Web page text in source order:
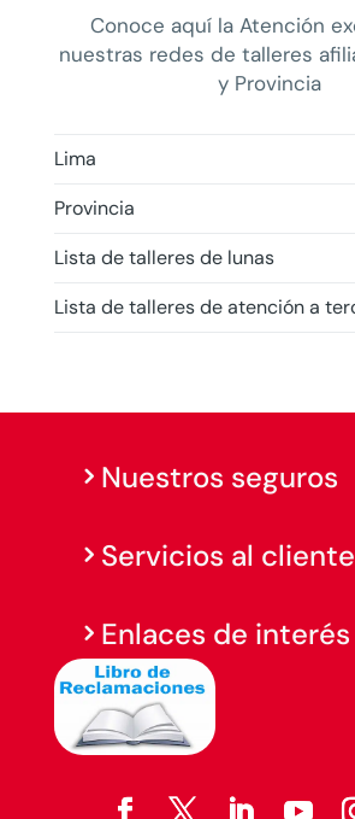
Conoce aquí la Atención
nuestras redes de talleres
y Provincia
Lima
Provincia
Lista de talleres de lunas
Lista de talleres de atención a
Nuestros seguros
Servicios al cliente
Enlaces de interés